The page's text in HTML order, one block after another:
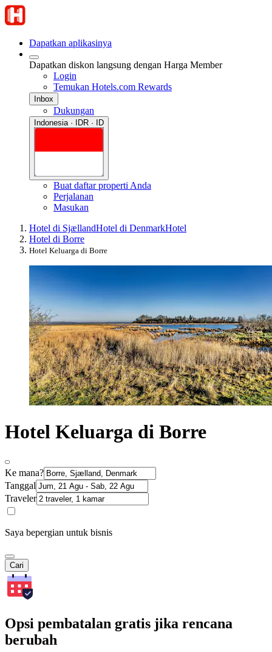
Dapatkan aplikasinya
Dapatkan diskon langsung dengan Harga Member
Login
Temukan Hotels.com Rewards
Inbox
Dukungan
Indonesia · IDR · ID
Buat daftar properti Anda
Perjalanan
Masukan
Hotel di SjællandHotel di DenmarkHotel
Hotel di Borre
Hotel Keluarga di Borre
Hotel Keluarga di Borre
Ke mana?
Tanggal
Traveler
Saya bepergian untuk bisnis
Cari
Opsi pembatalan gratis jika rencana
berubah